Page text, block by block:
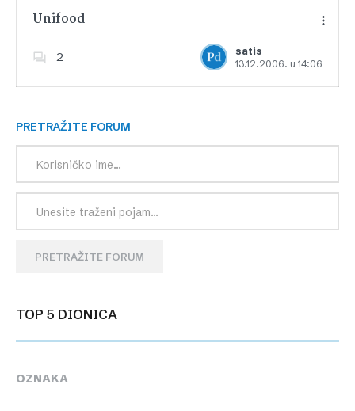
Unifood
2
satis
13.12.2006. u 14:06
Dodajte u favorite
PRETRAŽITE FORUM
PRETRAŽITE FORUM
TOP 5 DIONICA
OZNAKA